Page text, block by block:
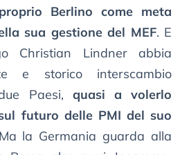
Berlino come meta
sua gestione del MEF. E
Christian Lindner abbia
e storico interscambio
Paesi, quasi a volerlo
futuro delle PMI del suo
la Germania guarda alla